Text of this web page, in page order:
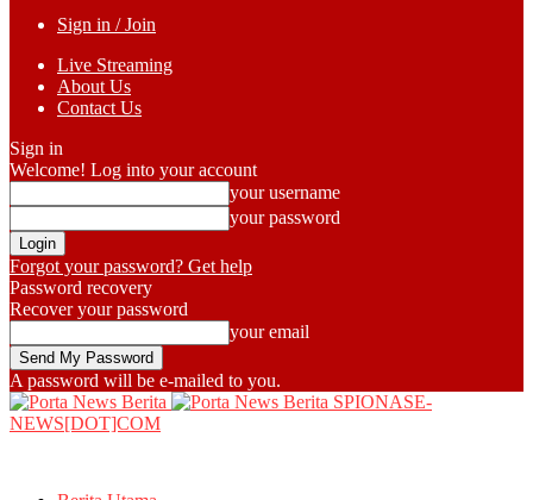
Sign in / Join
Live Streaming
About Us
Contact Us
Sign in
Welcome! Log into your account
your username
your password
Forgot your password? Get help
Password recovery
Recover your password
your email
A password will be e-mailed to you.
SPIONASE-
NEWS[DOT]COM